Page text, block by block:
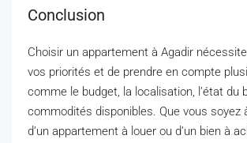
Conclusion
Choisir un appartement à Agadir
vos priorités et de prendre en compte
comme le budget, la localisation, l’état du
commodités disponibles. Que vous soyez
d’un appartement à louer ou d’un bien à